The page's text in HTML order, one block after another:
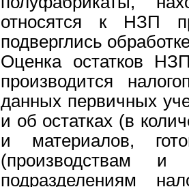
относятся к НЗП
подверглись
Оценка остатков
производится
данных первичных
и об остатках (в
и материалов,
(производствам и
подразделениям